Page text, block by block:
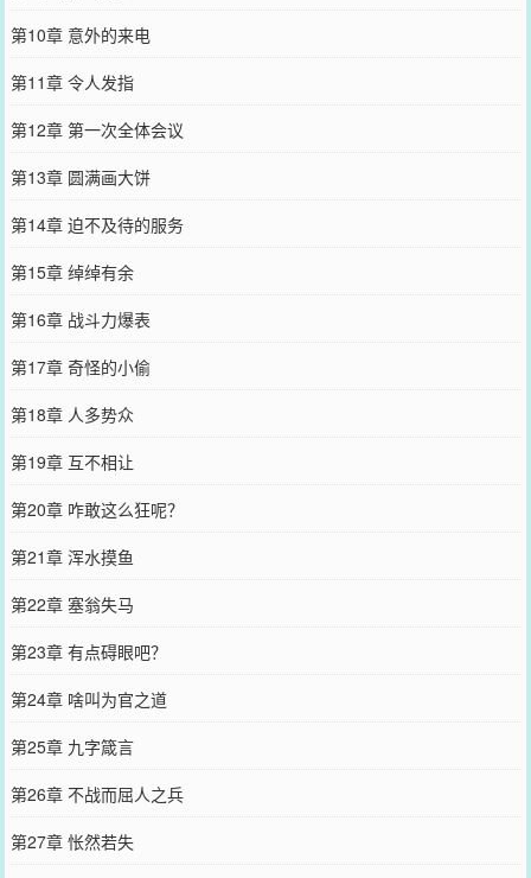
第10章 意外的来电
第11章 令人发指
第12章 第一次全体会议
第13章 圆满画大饼
第14章 迫不及待的服务
第15章 绰绰有余
第16章 战斗力爆表
第17章 奇怪的小偷
第18章 人多势众
第19章 互不相让
第20章 咋敢这么狂呢？
第21章 浑水摸鱼
第22章 塞翁失马
第23章 有点碍眼吧？
第24章 啥叫为官之道
第25章 九字箴言
第26章 不战而屈人之兵
第27章 怅然若失